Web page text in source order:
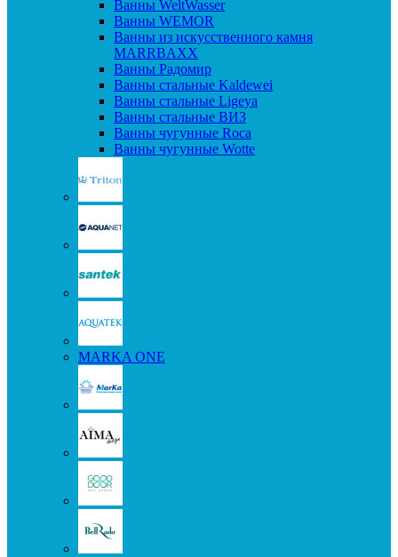
Ванны WeltWasser
Ванны WEMOR
Ванны из искусственного камня
MARRBAXX
Ванны Радомир
Ванны стальные Kaldewei
Ванны стальные Ligeya
Ванны стальные ВИЗ
Ванны чугунные Roca
Ванны чугунные Wotte
MARKA ONE